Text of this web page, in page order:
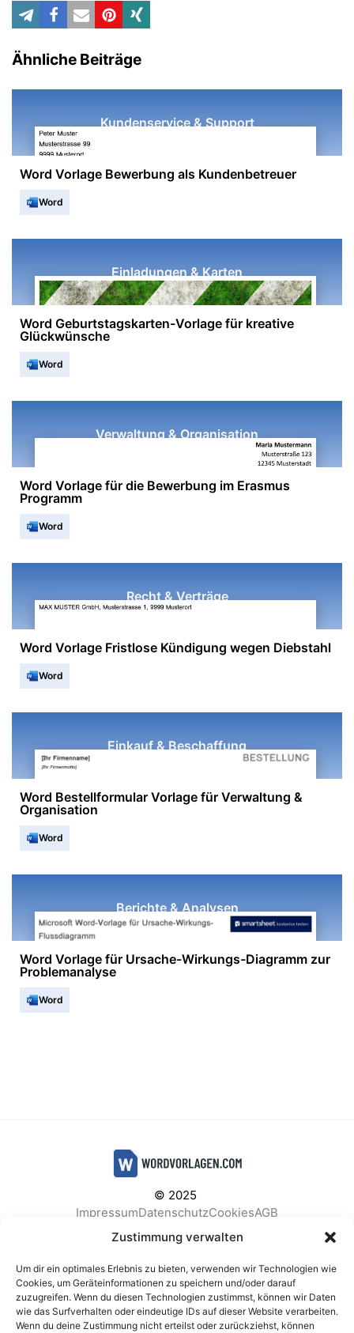
Zustimmung verwalten
Um dir ein optimales Erlebnis zu bieten, verwenden wir Technologien wie
Cookies, um Geräteinformationen zu speichern und/oder darauf
zuzugreifen. Wenn du diesen Technologien zustimmst, können wir Daten
wie das Surfverhalten oder eindeutige IDs auf dieser Website verarbeiten.
Wenn du deine Zustimmung nicht erteilst oder zurückziehst, können
Ähnliche Beiträge
Kundenservice & Support
Word Vorlage Bewerbung als Kundenbetreuer
Word
Einladungen & Karten
Word Geburtstagskarten-Vorlage für kreative
Glückwünsche
Word
Verwaltung & Organisation
Word Vorlage für die Bewerbung im Erasmus
Programm
Word
Recht & Verträge
Word Vorlage Fristlose Kündigung wegen Diebstahl
Word
Einkauf & Beschaffung
Word Bestellformular Vorlage für Verwaltung &
Organisation
Word
Berichte & Analysen
Word Vorlage für Ursache-Wirkungs-Diagramm zur
Problemanalyse
Word
© 2025
ImpressumDatenschutzCookiesAGB
Facebook
Instagram
BELIEBTE KATEGORIEN